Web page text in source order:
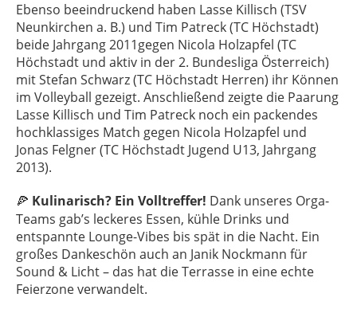
Ebenso beeindruckend haben Lasse Killisch (TSV
Neunkirchen a. B.) und Tim Patreck (TC Höchstadt)
beide Jahrgang 2011gegen Nicola Holzapfel (TC
Höchstadt und aktiv in der 2. Bundesliga Österreich)
mit Stefan Schwarz (TC Höchstadt Herren) ihr Können
im Volleyball gezeigt. Anschließend zeigte die Paarung
Lasse Killisch und Tim Patreck noch ein packendes
hochklassiges Match gegen Nicola Holzapfel und
Jonas Felgner (TC Höchstadt Jugend U13, Jahrgang
2013).
🍕 Kulinarisch? Ein Volltreffer! Dank unseres Orga-
Teams gab’s leckeres Essen, kühle Drinks und
entspannte Lounge-Vibes bis spät in die Nacht. Ein
großes Dankeschön auch an Janik Nockmann für
Sound & Licht – das hat die Terrasse in eine echte
Feierzone verwandelt.